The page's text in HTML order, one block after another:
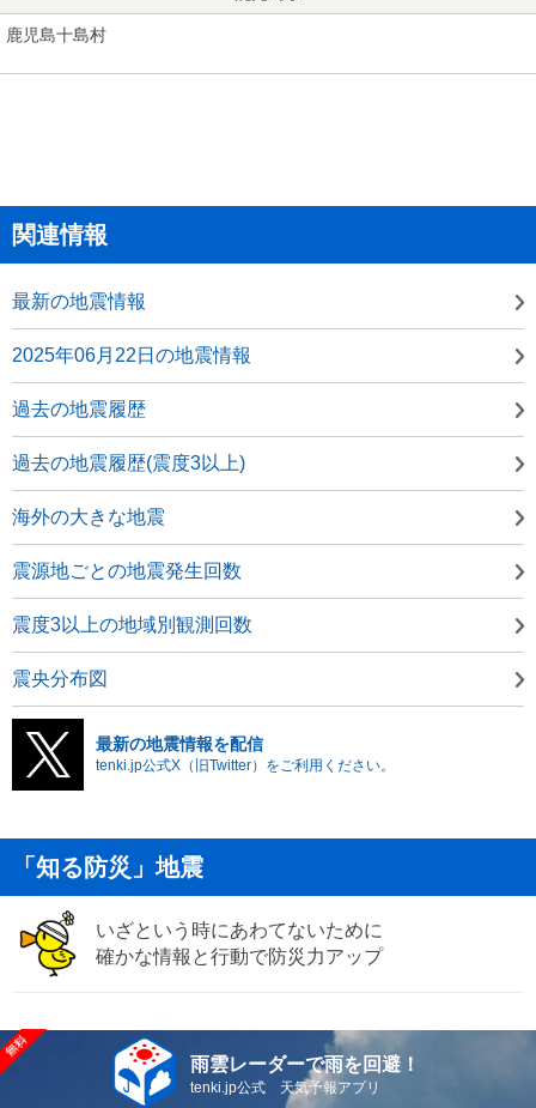
鹿児島十島村
関連情報
最新の地震情報
2025年06月22日の地震情報
過去の地震履歴
過去の地震履歴(震度3以上)
海外の大きな地震
震源地ごとの地震発生回数
震度3以上の地域別観測回数
震央分布図
最新の地震情報を配信
tenki.jp公式X（旧Twitter）をご利用ください。
「知る防災」地震
いざという時にあわてないために
確かな情報と行動で防災力アップ
雨雲レーダーで雨を回避！
tenki.jp公式 天気予報アプリ